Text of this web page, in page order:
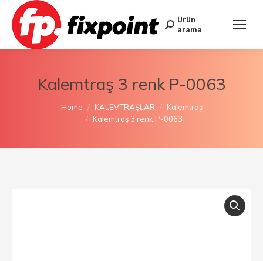
Ürün
arama
Kalemtraş 3 renk P-0063
You are here:
Home KALEMTRAŞLAR
Kalemtraş
Kalemtraş 3 renk P-0063